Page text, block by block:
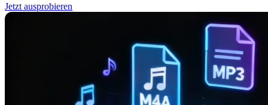
Jetzt ausprobieren